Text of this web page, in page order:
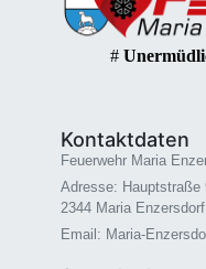
#
Kontaktdaten
Feuerwehr Maria
Adresse: Hauptstraße
2344 Maria Enzersdorf
Email: Maria-